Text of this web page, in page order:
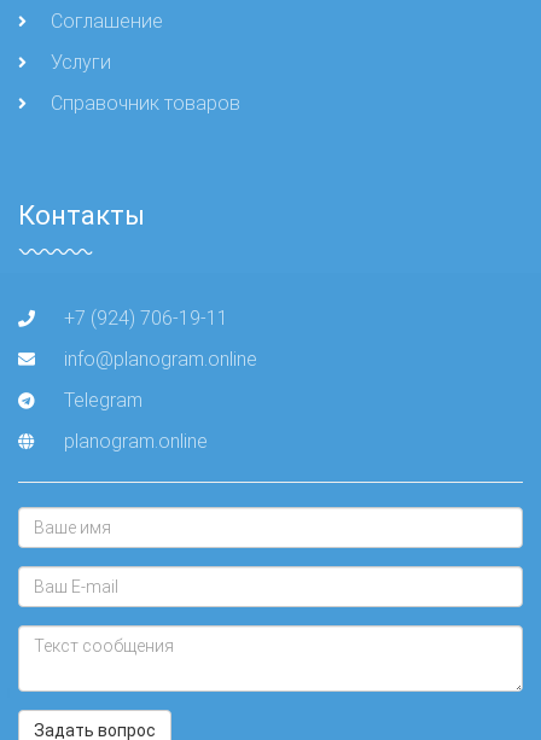
Соглашение
Услуги
Справочник товаров
Контакты
+7 (924) 706-19-11
info@planogram.online
Telegram
planogram.online
Задать вопрос